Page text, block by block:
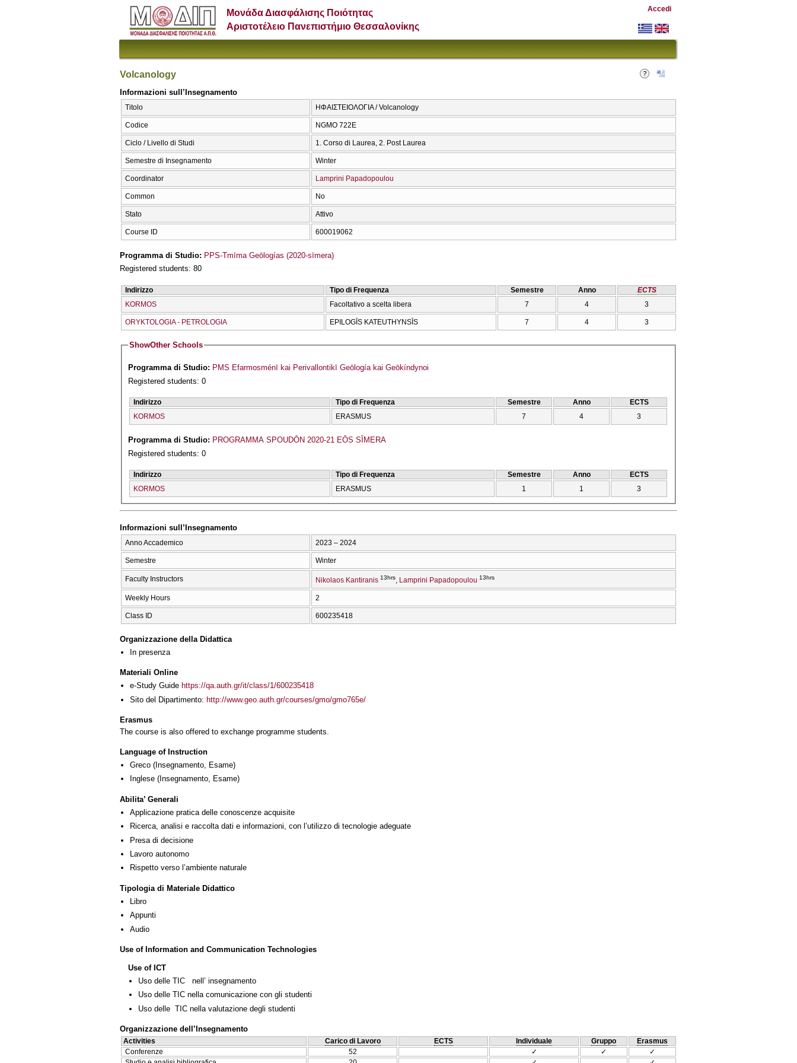
Μονάδα Διασφάλισης Ποιότητας
Αριστοτέλειο Πανεπιστήμιο Θεσσαλονίκης
Accedi
Volcanology
Informazioni sull’Insegnamento
Titolo ΗΦΑΙΣΤΕΙΟΛΟΓΙΑ / Volcanology
Codice NGMO 722Ε
Ciclo / Livello di Studi 1. Corso di Laurea, 2. Post Laurea
Semestre di Insegnamento Winter
Coordinator Lamprini Papadopoulou
Common No
Stato Attivo
Course ID 600019062
Programma di Studio: PPS-Tmīma Geōlogías (2020-sīmera)
Registered students: 80
Indirizzo Tipo di Frequenza Semestre Anno
ECTS
KORMOS
Facoltativo a scelta libera 7 4 3
ORYKTOLOGIA - PETROLOGIA EPILOGĪS KATEUTHYNSĪS 7 4 3
ShowOther Schools
Programma di Studio: PMS Efarmosménī kai Perivallontikī Geōlogía kai Geōkíndynoi
Registered students: 0
Indirizzo Tipo di Frequenza Semestre Anno
ECTS
KORMOS
ERASMUS 7 4 3
Programma di Studio: PROGRAMMA SPOUDŌN 2020-21 EŌS SĪMERA
Registered students: 0
Indirizzo Tipo di Frequenza Semestre Anno
ECTS
KORMOS
ERASMUS 1 1 3
Informazioni sull’Insegnamento
Anno Accademico 2023 – 2024
Semestre Winter
Faculty Instructors Nikolaos Kantiranis 13hrs Lamprini Papadopoulou 13hrs
Weekly Hours 2
Class ID 600235418
Organizzazione della Didattica
In presenza
Materiali Online
e-Study Guide https://qa.auth.gr/it/class/1/600235418
Sito del Dipartimento: http://www.geo.auth.gr/courses/gmo/gmo765e/
Erasmus
The course is also offered to exchange programme students.
Language of Instruction
Greco (Insegnamento, Esame)
Inglese (Insegnamento, Esame)
Abilita’ Generali
Applicazione pratica delle conoscenze acquisite
Ricerca, analisi e raccolta dati e informazioni, con l’utilizzo di tecnologie adeguate
Presa di decisione
Lavoro autonomo
Rispetto verso l’ambiente naturale
Tipologia di Materiale Didattico
Libro
Appunti
Audio
Use of Information and Communication Technologies
Use of ICT
Uso delle TIC nell’ insegnamento
Uso delle TIC nella comunicazione con gli studenti
Uso delle TIC nella valutazione degli studenti
Organizzazione dell’Insegnamento
Activities Carico di Lavoro ECTS Individuale Gruppo
Erasmus
Conferenze
52 ✓ ✓
✓